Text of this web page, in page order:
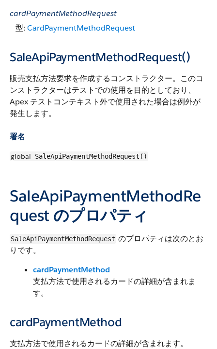
cardPaymentMethodRequest
型: CardPaymentMethodRequest
SaleApiPaymentMethodRequest()
販売支払方法要求を作成するコンストラクター。このコ
ンストラクターはテストでの使用を目的としており、
Apex テストコンテキスト外で使用された場合は例外が
発生します。
署名
global SaleApiPaymentMethodRequest()
SaleApiPaymentMethodRe
quest のプロパティ
SaleApiPaymentMethodRequest のプロパティは次のとお
りです。
cardPaymentMethod
支払方法で使用されるカードの詳細が含まれま
す。
cardPaymentMethod
支払方法で使用されるカードの詳細が含まれます。